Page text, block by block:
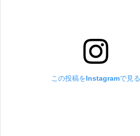
この投稿をInstagramで見る